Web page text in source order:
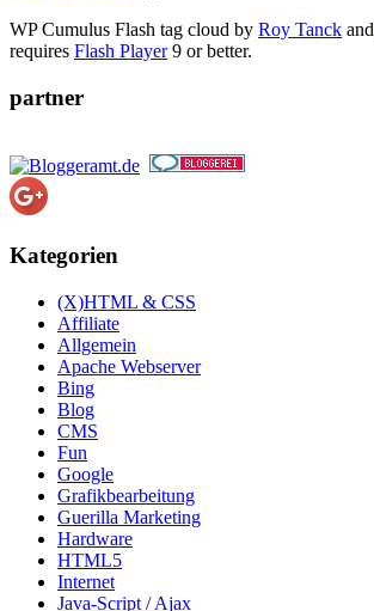
WP Cumulus Flash tag cloud by Roy Tanck and
requires Flash Player9 or better.
partner
Kategorien
(X)HTML & CSS
Affiliate
Allgemein
Apache Webserver
Bing
Blog
CMS
Fun
Google
Grafikbearbeitung
Guerilla Marketing
Hardware
HTML5
Internet
Java-Script / Ajax